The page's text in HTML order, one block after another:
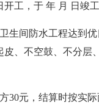
工，于 年 月 日竣工
生间防水工程达到
、不空鼓、不分层
30元，结算时按实际